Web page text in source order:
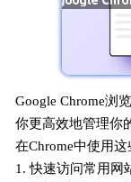
Google Chrome浏
你更高效地管理你
在Chrome中使用这
1. 快速访问常用网